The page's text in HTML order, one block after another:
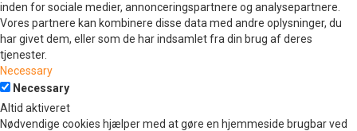
inden for sociale medier, annonceringspartnere og analysepartnere.
Vores partnere kan kombinere disse data med andre oplysninger, du
har givet dem, eller som de har indsamlet fra din brug af deres
tjenester.
Necessary
Necessary
Altid aktiveret
Nødvendige cookies hjælper med at gøre en hjemmeside brugbar ved